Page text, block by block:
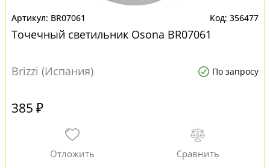
BR07061 356477
Точечный светильник Osona BR07061
Brizzi (Испания) По запросу
385 ₽